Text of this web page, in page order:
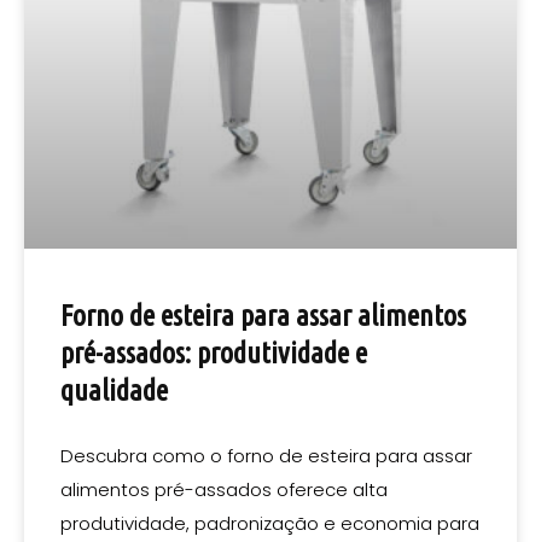
Forno de esteira para assar alimentos
pré-assados: produtividade e
qualidade
Descubra como o forno de esteira para assar
alimentos pré-assados oferece alta
produtividade, padronização e economia para